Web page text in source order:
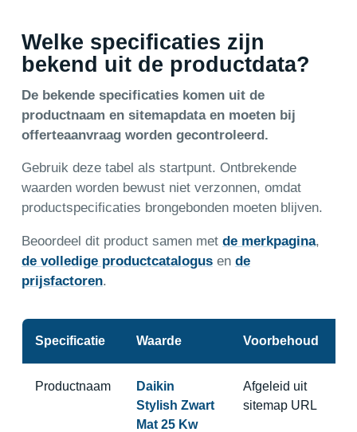
Welke specificaties zijn
bekend uit de productdata?
De bekende specificaties komen uit de
productnaam en sitemapdata en moeten bij
offerteaanvraag worden gecontroleerd.
Gebruik deze tabel als startpunt. Ontbrekende
waarden worden bewust niet verzonnen, omdat
productspecificaties brongebonden moeten blijven.
Beoordeel dit product samen met de merkpagina,
de volledige productcatalogusen de
prijsfactoren.
Specificatie Waarde Voorbehoud
Productnaam
Daikin
Stylish Zwart
Mat 25 Kw
Afgeleid uit
sitemap URL